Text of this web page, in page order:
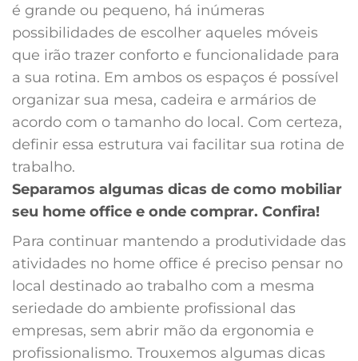
é grande ou pequeno, há inúmeras
possibilidades de escolher aqueles móveis
que irão trazer conforto e funcionalidade para
a sua rotina. Em ambos os espaços é possível
organizar sua mesa, cadeira e armários de
acordo com o tamanho do local. Com certeza,
definir essa estrutura vai facilitar sua rotina de
trabalho.
Separamos algumas dicas de como mobiliar
seu home office e onde comprar. Confira!
Para continuar mantendo a produtividade das
atividades no home office é preciso pensar no
local destinado ao trabalho com a mesma
seriedade do ambiente profissional das
empresas, sem abrir mão da ergonomia e
profissionalismo. Trouxemos algumas dicas